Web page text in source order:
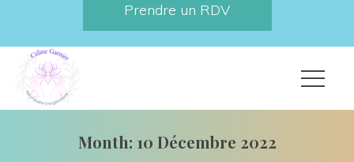
Prendre un RDV
Month: 10 Décembre 2022